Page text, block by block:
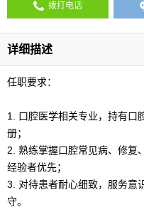
拨打电话
详细描述
任职要求：
1. 口腔医学相关专业，持有口
册；
2. 熟练掌握口腔常见病、修复
经验者优先；
3. 对待患者耐心细致，服务意
守。